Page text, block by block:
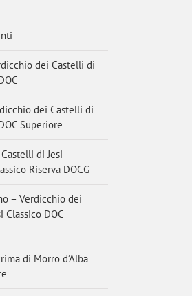
dei Castelli di
dei Castelli di
Superiore
di Jesi
Riserva DOCG
– Verdicchio dei
Classico DOC
di Morro d’Alba